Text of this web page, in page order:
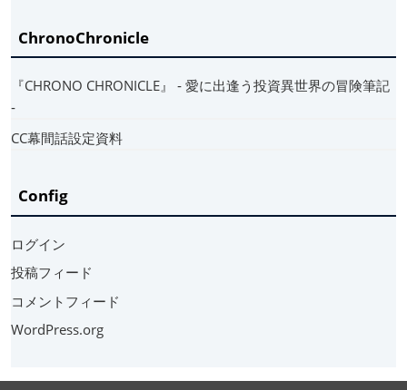
ChronoChronicle
『CHRONO CHRONICLE』 ‐ 愛に出逢う投資異世界の冒険筆記
‐
CC幕間話設定資料
Config
ログイン
投稿フィード
コメントフィード
WordPress.org